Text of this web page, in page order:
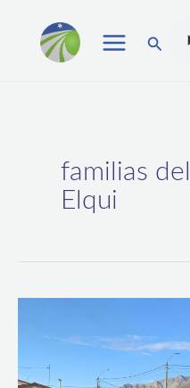
familias
Elqui
familias
del